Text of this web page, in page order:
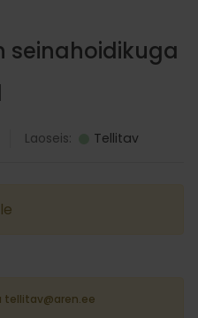
seinahoidikuga
Laoseis: Tellitav
tellitav@aren.ee